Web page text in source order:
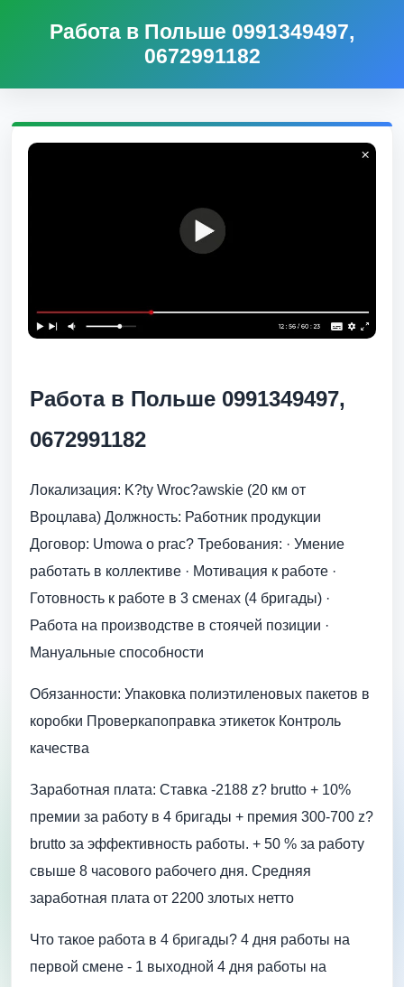
Работа в Польше 0991349497,
0672991182
Работа в Польше 0991349497,
0672991182
Локализация: K?ty Wroc?awskie (20 км от
Вроцлава) Должность: Работник продукции
Договор: Umowa o prac? Требования: · Умение
работать в коллективе · Mотивация к работе ·
Готовность к работе в 3 сменах (4 бригады) ·
Работа на производстве в стоячей позиции ·
Мануальные способности
Обязанности: Упаковка полиэтиленовых пакетов в
коробки Проверкапоправка этикеток Контроль
качества
Заработная плата: Ставка -2188 z? brutto + 10%
премии за работу в 4 бригады + премия 300-700 z?
brutto за эффективность работы. + 50 % за работу
свыше 8 часового рабочего дня. Средняя
заработная плата от 2200 злотых нетто
Что такое работа в 4 бригады? 4 дня работы на
первой смене - 1 выходной 4 дня работы на